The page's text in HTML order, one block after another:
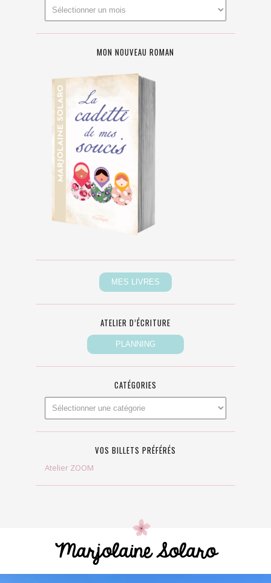
MON NOUVEAU ROMAN
ATELIER D’ÉCRITURE
CATÉGORIES
VOS BILLETS PRÉFÉRÉS
Atelier ZOOM
Marjolaine Solaro